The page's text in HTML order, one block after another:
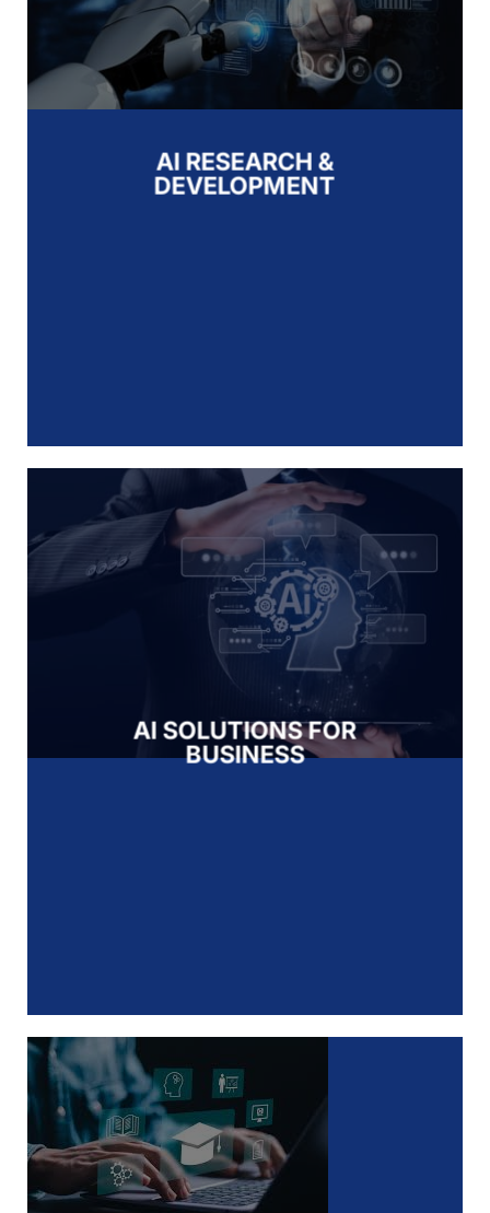
AI RESEARCH &
DEVELOPMENT
AI SOLUTIONS FOR
BUSINESS